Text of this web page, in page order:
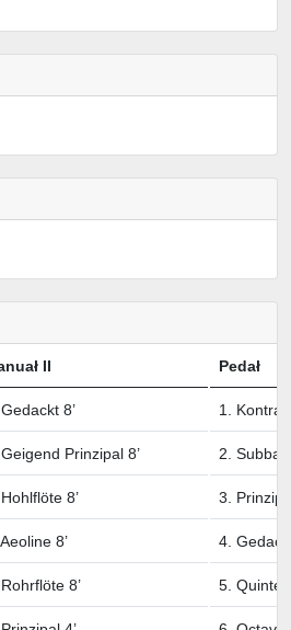
II Pedał
8’ 1.
Prinzipal 8’ 2. Subbas
8’ 3.
8’ 4.
8’ 5. Quinte